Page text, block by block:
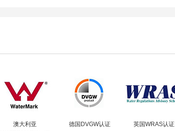
澳大利亚
德国DVGW认证 英国WRAS认证